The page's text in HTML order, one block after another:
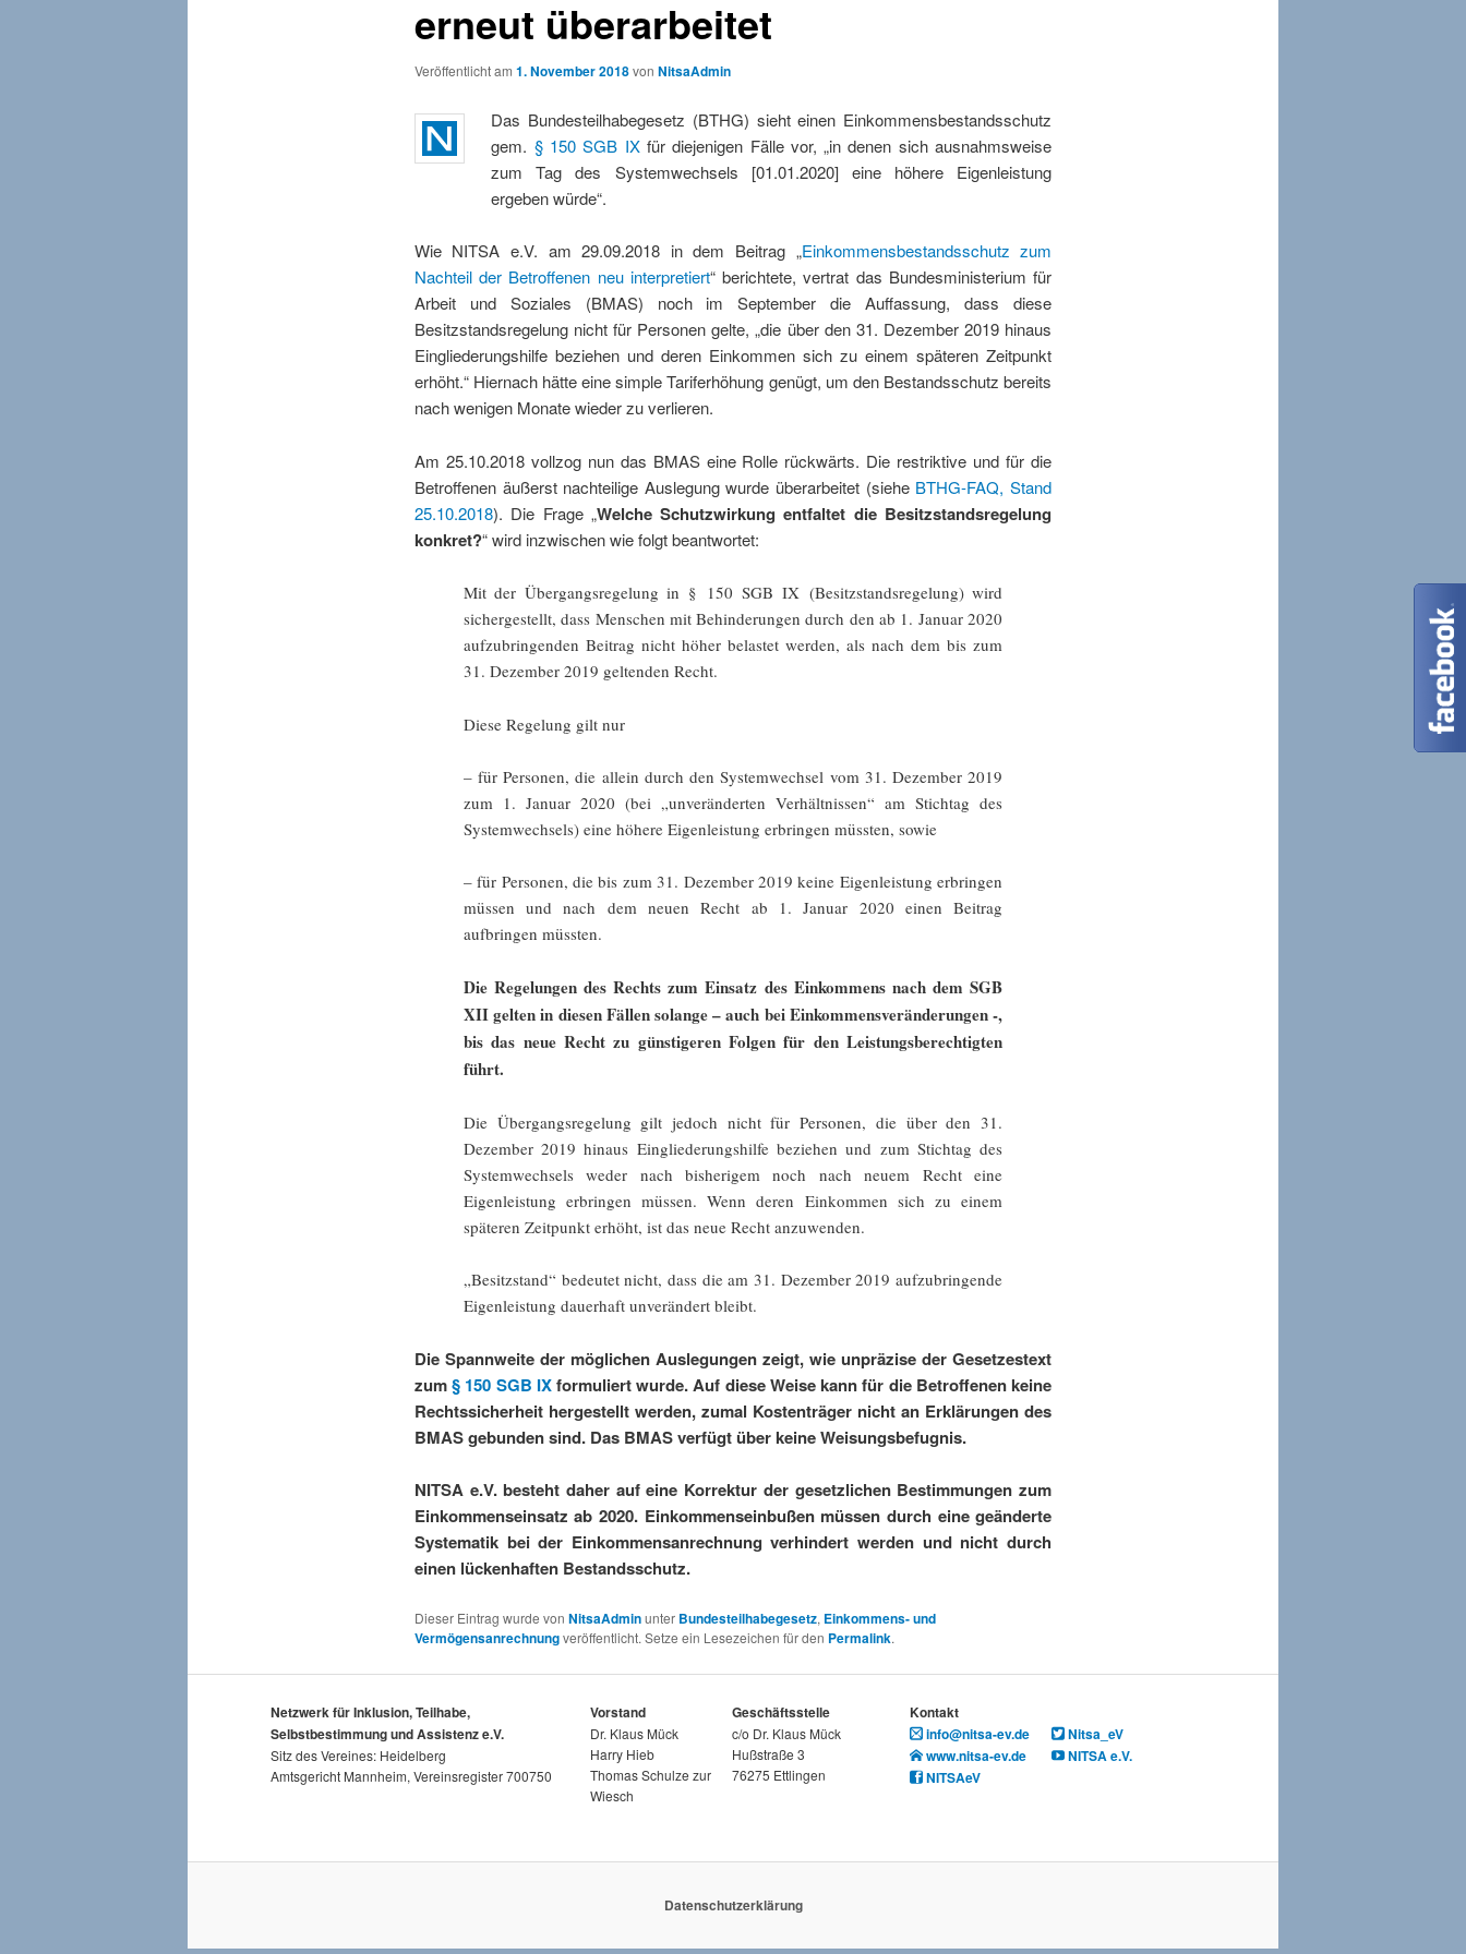
erneut überarbeitet
Veröffentlicht am 1. November 2018von NitsaAdmin
Das Bundesteilhabegesetz (BTHG) sieht einen Einkommensbestandsschutz
gem. § 150 SGB IXfür diejenigen Fälle vor, „in denen sich ausnahmsweise
zum Tag des Systemwechsels [01.01.2020] eine höhere Eigenleistung
ergeben würde“.
Wie NITSA e.V. am 29.09.2018 in dem Beitrag „Einkommensbestandsschutz zum
Nachteil der Betroffenen neu interpretiert“ berichtete, vertrat das Bundesministerium für
Arbeit und Soziales (BMAS) noch im September die Auffassung, dass diese
Besitzstandsregelung nicht für Personen gelte, „die über den 31. Dezember 2019 hinaus
Eingliederungshilfe beziehen und deren Einkommen sich zu einem späteren Zeitpunkt
erhöht.“ Hiernach hätte eine simple Tariferhöhung genügt, um den Bestandsschutz bereits
nach wenigen Monate wieder zu verlieren.
Am 25.10.2018 vollzog nun das BMAS eine Rolle rückwärts. Die restriktive und für die
Betroffenen äußerst nachteilige Auslegung wurde überarbeitet (siehe BTHG-FAQ, Stand
25.10.2018). Die Frage „Welche Schutzwirkung entfaltet die Besitzstandsregelung
konkret?“ wird inzwischen wie folgt beantwortet:
Mit der Übergangsregelung in § 150 SGB IX (Besitzstandsregelung) wird
sichergestellt, dass Menschen mit Behinderungen durch den ab 1. Januar 2020
aufzubringenden Beitrag nicht höher belastet werden, als nach dem bis zum
31. Dezember 2019 geltenden Recht.
Diese Regelung gilt nur
– für Personen, die allein durch den Systemwechsel vom 31. Dezember 2019
zum 1. Januar 2020 (bei „unveränderten Verhältnissen“ am Stichtag des
Systemwechsels) eine höhere Eigenleistung erbringen müssten, sowie
– für Personen, die bis zum 31. Dezember 2019 keine Eigenleistung erbringen
müssen und nach dem neuen Recht ab 1. Januar 2020 einen Beitrag
aufbringen müssten.
Die Regelungen des Rechts zum Einsatz des Einkommens nach dem SGB
XII gelten in diesen Fällen solange – auch bei Einkommensveränderungen -,
bis das neue Recht zu günstigeren Folgen für den Leistungsberechtigten
führt.
Die Übergangsregelung gilt jedoch nicht für Personen, die über den 31.
Dezember 2019 hinaus Eingliederungshilfe beziehen und zum Stichtag des
Systemwechsels weder nach bisherigem noch nach neuem Recht eine
Eigenleistung erbringen müssen. Wenn deren Einkommen sich zu einem
späteren Zeitpunkt erhöht, ist das neue Recht anzuwenden.
„Besitzstand“ bedeutet nicht, dass die am 31. Dezember 2019 aufzubringende
Eigenleistung dauerhaft unverändert bleibt.
Die Spannweite der möglichen Auslegungen zeigt, wie unpräzise der Gesetzestext
zum§ 150 SGB IXformuliert wurde. Auf diese Weise kann für die Betroffenen keine
Rechtssicherheit hergestellt werden, zumal Kostenträger nicht an Erklärungen des
BMAS gebunden sind. Das BMAS verfügt über keine Weisungsbefugnis.
NITSA e.V. besteht daher auf eine Korrektur der gesetzlichen Bestimmungen zum
Einkommenseinsatz ab 2020. Einkommenseinbußen müssen durch eine geänderte
Systematik bei der Einkommensanrechnung verhindert werden und nicht durch
einen lückenhaften Bestandsschutz.
Dieser Eintrag wurde von NitsaAdminunter Bundesteilhabegesetz, Einkommens- und
Vermögensanrechnungveröffentlicht. Setze ein Lesezeichen für den Permalink.
Netzwerk für Inklusion, Teilhabe,
Selbstbestimmung und Assistenz e.V.
Sitz des Vereines: Heidelberg
Amtsgericht Mannheim, Vereinsregister 700750
Vorstand Geschäftsstelle
Dr. Klaus Mück
c/o Dr. Klaus Mück
Harry Hieb
Hußstraße 3
Thomas Schulze zur
Wiesch
76275 Ettlingen
Kontakt
info@nitsa-ev.de
Nitsa_eV
www.nitsa-ev.de
NITSA e.V.
NITSAeV
Datenschutzerklärung